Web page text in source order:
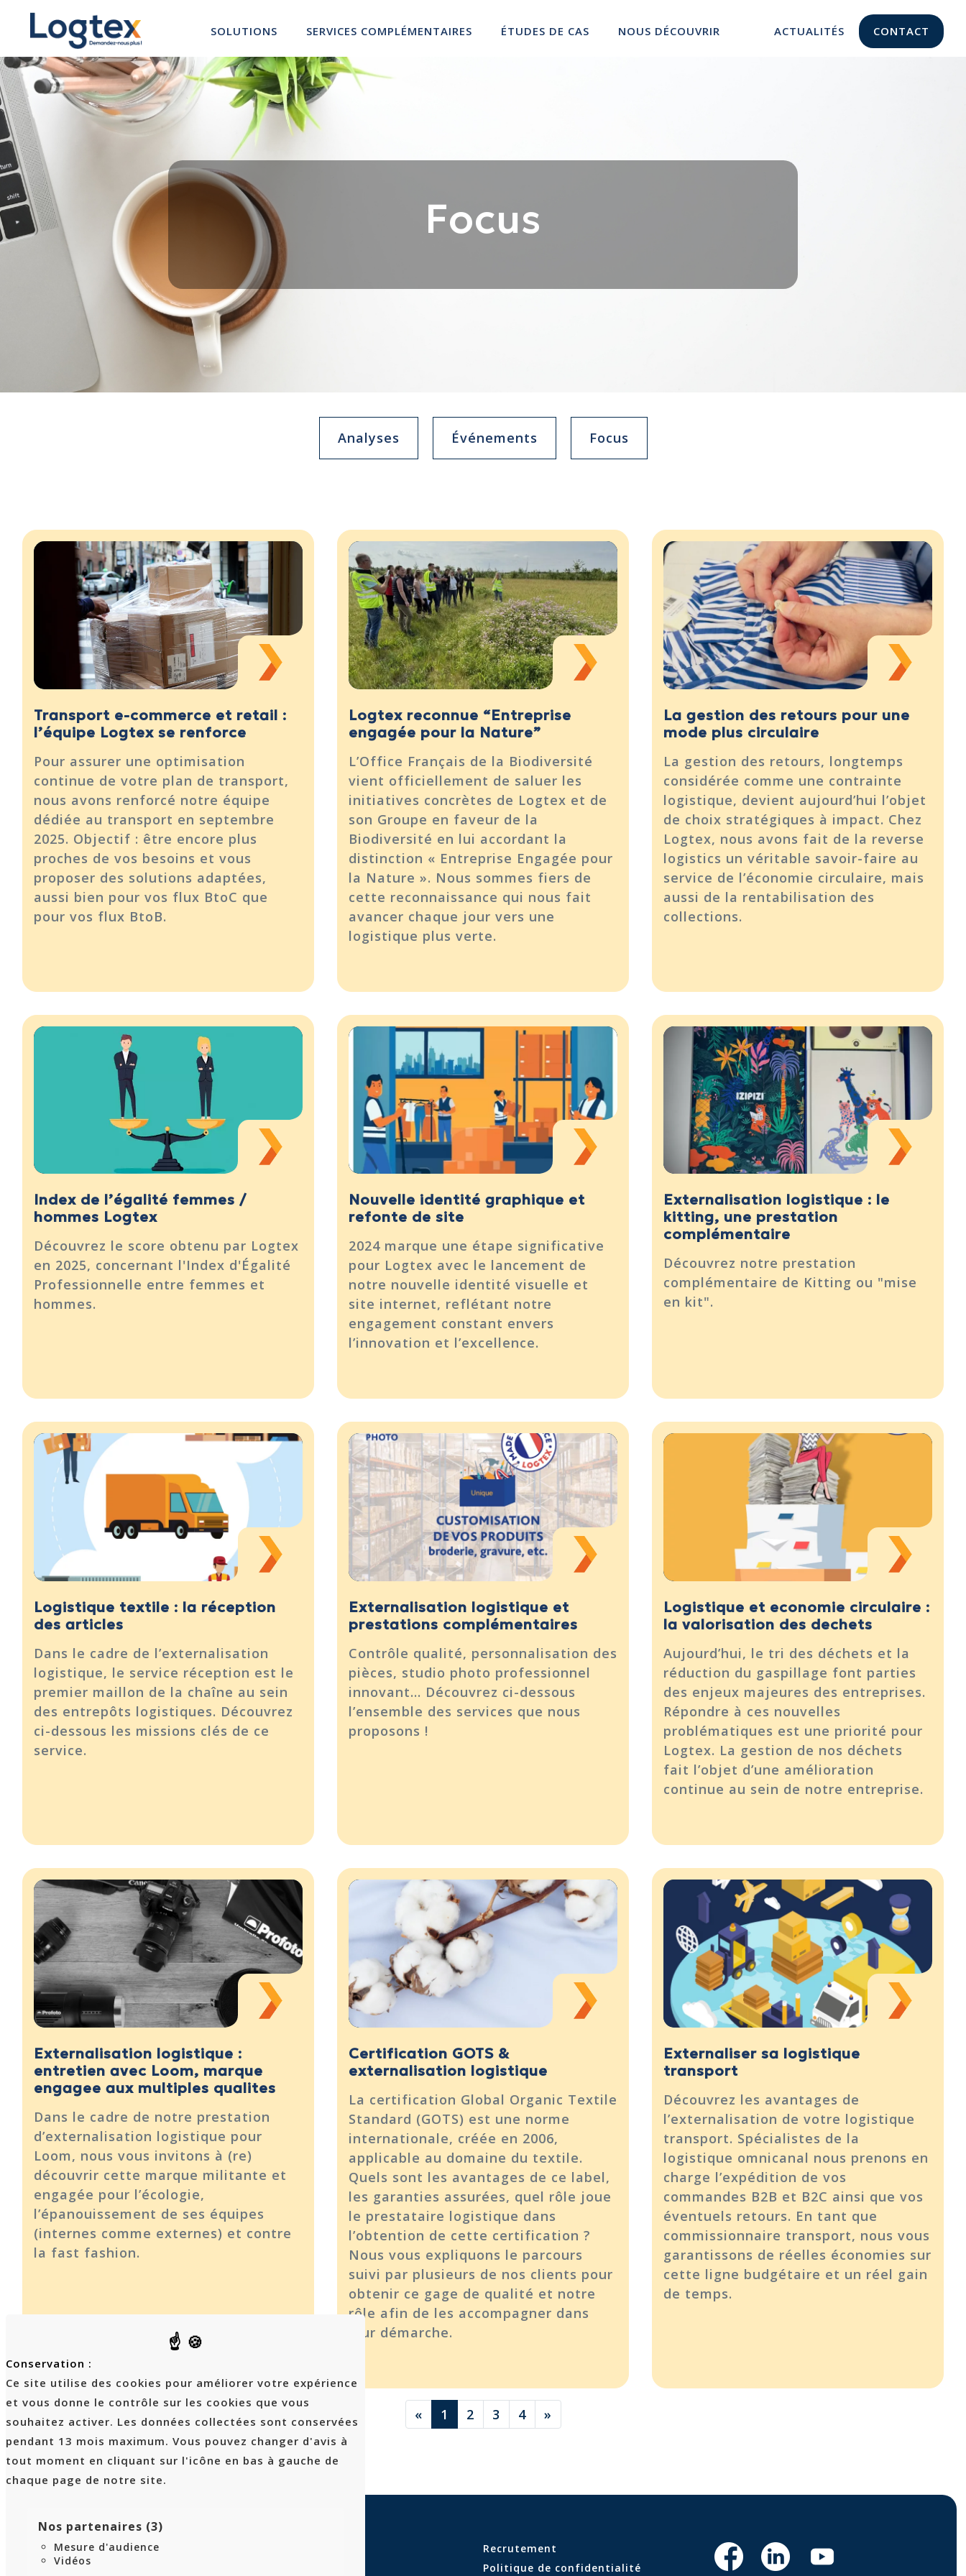
SOLUTIONS SERVICES COMPLÉMENTAIRES ÉTUDES DE CAS NOUS DÉCOUVRIR ACTUALITÉS CONTACT
Focus
Analyses Événements Focus
Transport e-commerce et retail :
l’équipe Logtex se renforce
Pour assurer une optimisation
continue de votre plan de transport,
nous avons renforcé notre équipe
dédiée au transport en septembre
2025. Objectif : être encore plus
proches de vos besoins et vous
proposer des solutions adaptées,
aussi bien pour vos flux BtoC que
pour vos flux BtoB.
Logtex reconnue “Entreprise
engagée pour la Nature”
L’Office Français de la Biodiversité
vient officiellement de saluer les
initiatives concrètes de Logtex et de
son Groupe en faveur de la
Biodiversité en lui accordant la
distinction « Entreprise Engagée pour
la Nature ». Nous sommes fiers de
cette reconnaissance qui nous fait
avancer chaque jour vers une
logistique plus verte.
La gestion des retours pour une
mode plus circulaire
La gestion des retours, longtemps
considérée comme une contrainte
logistique, devient aujourd’hui l’objet
de choix stratégiques à impact. Chez
Logtex, nous avons fait de la reverse
logistics un véritable savoir-faire au
service de l’économie circulaire, mais
aussi de la rentabilisation des
collections.
Index de l’égalité femmes /
hommes Logtex
Découvrez le score obtenu par Logtex
en 2025, concernant l'Index d'Égalité
Professionnelle entre femmes et
hommes.
Nouvelle identité graphique et
refonte de site
2024 marque une étape significative
pour Logtex avec le lancement de
notre nouvelle identité visuelle et
site internet, reflétant notre
engagement constant envers
l’innovation et l’excellence.
Externalisation logistique : le
kitting, une prestation
complémentaire
Découvrez notre prestation
complémentaire de Kitting ou "mise
en kit".
Logistique textile : la réception
des articles
Dans le cadre de l’externalisation
logistique, le service réception est le
premier maillon de la chaîne au sein
des entrepôts logistiques. Découvrez
ci-dessous les missions clés de ce
service.
Externalisation logistique et
prestations complémentaires
Contrôle qualité, personnalisation des
pièces, studio photo professionnel
innovant… Découvrez ci-dessous
l’ensemble des services que nous
proposons !
Logistique et economie circulaire :
la valorisation des dechets
Aujourd’hui, le tri des déchets et la
réduction du gaspillage font parties
des enjeux majeures des entreprises.
Répondre à ces nouvelles
problématiques est une priorité pour
Logtex. La gestion de nos déchets
fait l’objet d’une amélioration
continue au sein de notre entreprise.
Externalisation logistique :
entretien avec Loom, marque
engagee aux multiples qualites
Dans le cadre de notre prestation
d’externalisation logistique pour
Loom, nous vous invitons à (re)
découvrir cette marque militante et
engagée pour l’écologie,
l’épanouissement de ses équipes
(internes comme externes) et contre
la fast fashion.
Certification GOTS &
externalisation logistique
La certification Global Organic Textile
Standard (GOTS) est une norme
internationale, créée en 2006,
applicable au domaine du textile.
Quels sont les avantages de ce label,
les garanties assurées, quel rôle joue
le prestataire logistique dans
l’obtention de cette certification ?
Nous vous expliquons le parcours
suivi par plusieurs de nos clients pour
obtenir ce gage de qualité et notre
rôle afin de les accompagner dans
leur démarche.
Externaliser sa logistique
transport
Découvrez les avantages de
l’externalisation de votre logistique
transport. Spécialistes de la
logistique omnicanal nous prenons en
charge l’expédition de vos
commandes B2B et B2C ainsi que vos
éventuels retours. En tant que
commissionnaire transport, nous vous
garantissons de réelles économies sur
cette ligne budgétaire et un réel gain
de temps.
« 1 2 3 4 »
Recrutement
Politique de confidentialité
Panneau de gestion des cookies
Conservation :
Ce site utilise des cookies pour améliorer votre expérience
et vous donne le contrôle sur les cookies que vous
souhaitez activer. Les données collectées sont conservées
pendant 13 mois maximum. Vous pouvez changer d'avis à
tout moment en cliquant sur l'icône en bas à gauche de
chaque page de notre site.
Nos partenaires (3)
Mesure d'audience
Vidéos